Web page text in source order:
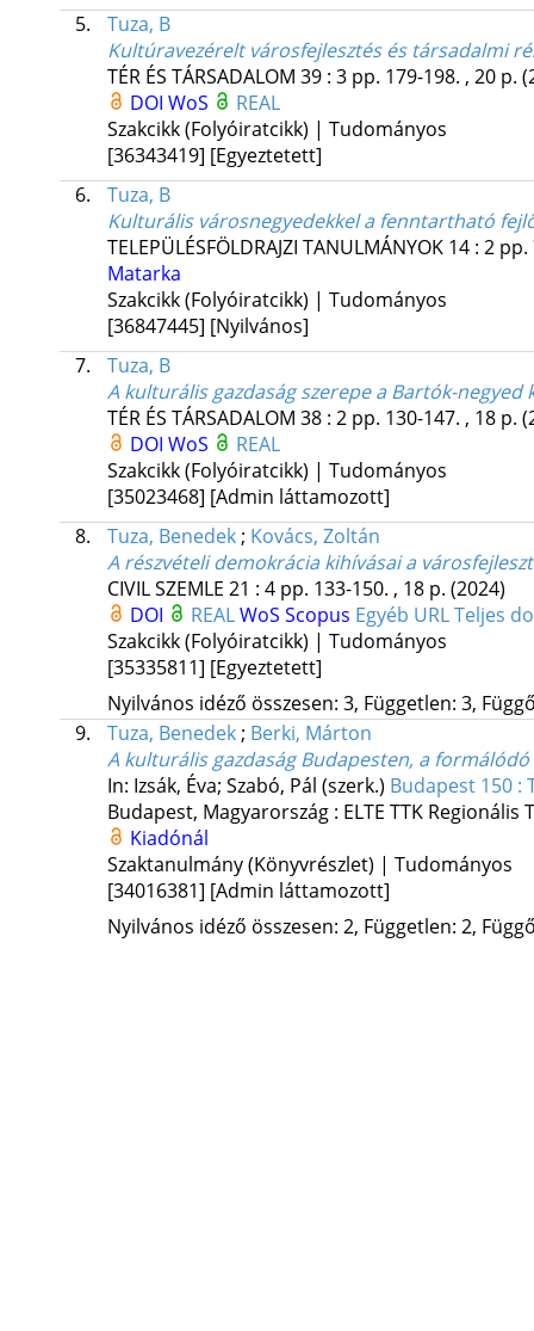
5.
Tuza, B
Kultúravezérelt városfejlesztés és társadalmi
TÉR ÉS TÁRSADALOM 39: 3 pp. 179-198. , 20 p.
DOI WoS
REAL
Szakcikk (Folyóiratcikk) | Tudományos
[36343419] [Egyeztetett]
6.
Tuza, B
Kulturális városnegyedekkel a fenntartható
TELEPÜLÉSFÖLDRAJZI TANULMÁNYOK 14: 2 pp.
Matarka
Szakcikk (Folyóiratcikk) | Tudományos
[36847445] [Nyilvános]
7.
Tuza, B
A kulturális gazdaság szerepe a Bartók-
TÉR ÉS TÁRSADALOM 38: 2 pp. 130-147. , 18 p.
DOI WoS
REAL
Szakcikk (Folyóiratcikk) | Tudományos
[35023468] [Admin láttamozott]
8.
Tuza, Benedek; Kovács, Zoltán
A részvételi demokrácia kihívásai a
CIVIL SZEMLE 21 : 4 pp. 133-150. , 18 p. (2024)
DOI
REALWoS Scopus Egyéb URLTeljes
Szakcikk (Folyóiratcikk) | Tudományos
[35335811] [Egyeztetett]
Nyilvános idéző összesen: 3, Független: 3,
9.
Tuza, Benedek; Berki, Márton
A kulturális gazdaság Budapesten, a
In: Izsák, Éva; Szabó, Pál (szerk.) Budapest 150 :
Budapest, Magyarország : ELTE TTK
Kiadónál
Szaktanulmány (Könyvrészlet) | Tudományos
[34016381] [Admin láttamozott]
Nyilvános idéző összesen: 2, Független: 2,